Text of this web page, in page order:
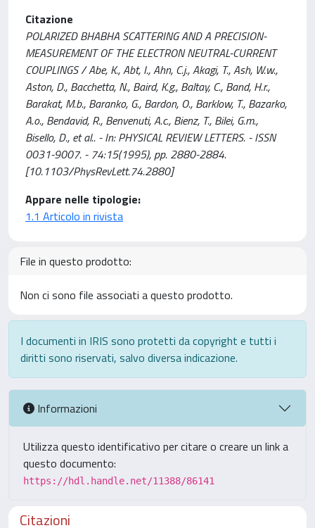
Citazione
POLARIZED BHABHA SCATTERING AND A PRECISION-
MEASUREMENT OF THE ELECTRON NEUTRAL-CURRENT
COUPLINGS / Abe, K., Abt, I., Ahn, C.j., Akagi, T., Ash, W.w.,
Aston, D., Bacchetta, N., Baird, K.g., Baltay, C., Band, H.r.,
Barakat, M.b., Baranko, G., Bardon, O., Barklow, T., Bazarko,
A.o., Bendavid, R., Benvenuti, A.c., Bienz, T., Bilei, G.m.,
Bisello, D., et al.. - In: PHYSICAL REVIEW LETTERS. - ISSN
0031-9007. - 74:15(1995), pp. 2880-2884.
[10.1103/PhysRevLett.74.2880]
Appare nelle tipologie:
1.1 Articolo in rivista
File in questo prodotto:
Non ci sono file associati a questo prodotto.
I documenti in IRIS sono protetti da copyright e tutti i
diritti sono riservati, salvo diversa indicazione.
Informazioni
Utilizza questo identificativo per citare o creare un link a
questo documento:
https://hdl.handle.net/11388/86141
Citazioni